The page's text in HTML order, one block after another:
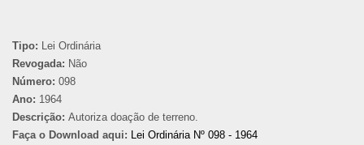
Tipo: Lei Ordinária
Revogada: Não
Número: 098
Ano: 1964
Descrição: Autoriza doação de terreno.
Faça o Download aqui: Lei Ordinária Nº 098 - 1964